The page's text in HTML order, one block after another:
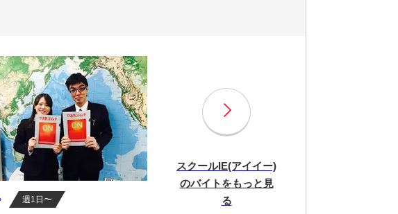
週1日〜
スクールIE(アイイー)
のバイトをもっと見
る